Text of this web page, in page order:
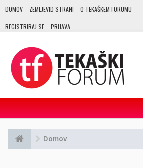
DOMOV ZEMLJEVID STRANI O TEKAŠKEM FORUMU
REGISTRIRAJ SE PRIJAVA
Domov